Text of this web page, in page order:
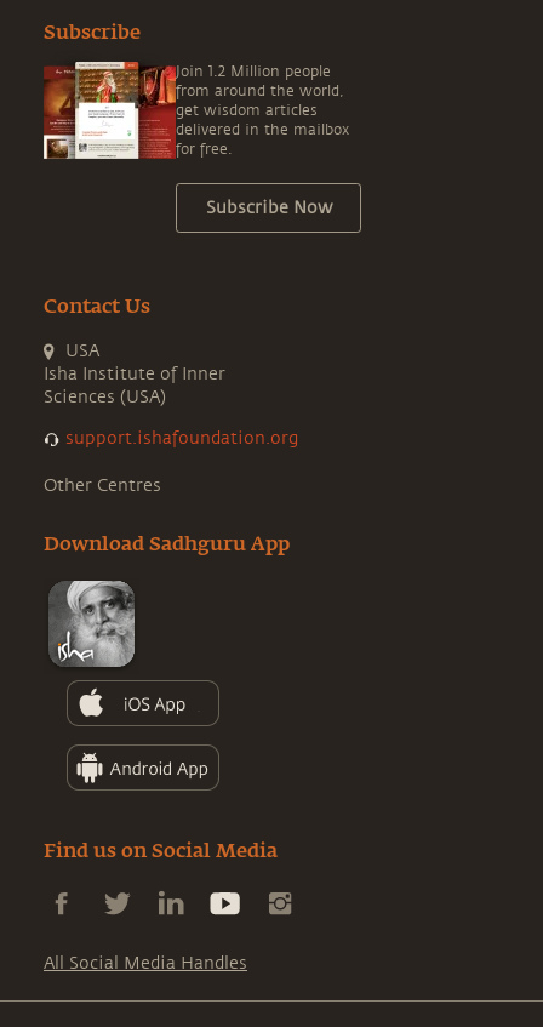
Subscribe
Join 1.2 Million people
from around the world,
get wisdom articles
delivered in the mailbox
for free.
Subscribe Now
Contact Us
USA
Isha Institute of Inner
Sciences (USA)
support.ishafoundation.org
Other Centres
Download Sadhguru App
Find us on Social Media
All Social Media Handles